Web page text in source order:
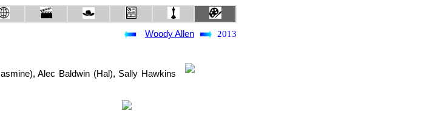
Woody Allen 2013
Alec Baldwin (Hal), Sally Hawkins